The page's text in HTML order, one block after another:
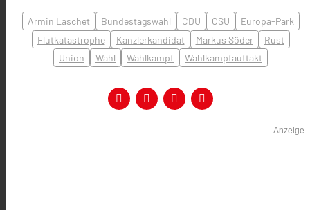
Armin Laschet Bundestagswahl CDU CSU
Europa-Park
Flutkatastrophe
Kanzlerkandidat Markus Söder
Rust
Union
Wahl Wahlkampf Wahlkampfauftakt
Anzeige